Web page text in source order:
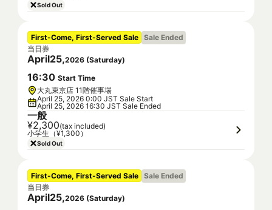
Sold Out
First-Come, First-Served Sale Sale Ended
当日券
April25,2026 (Saturday)
16:30 Start Time
大丸東京店 11階催事場
April 25, 2026 0:00 JST Sale Start
April 25, 2026 16:30 JST Sale Ended
一般
¥2,300(tax included)
小学生（¥1,300）
Sold Out
First-Come, First-Served Sale Sale Ended
当日券
April25,2026 (Saturday)